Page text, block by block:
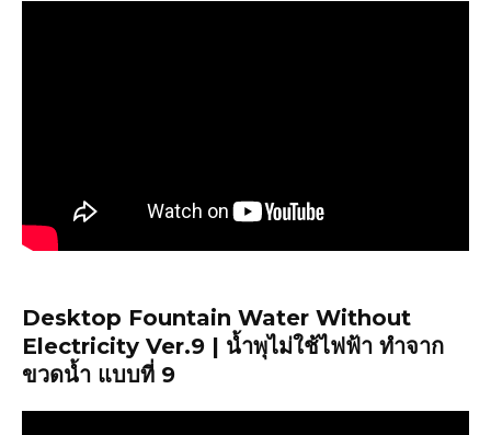
Desktop Fountain Water Without
Electricity Ver.9 | น้ำพุไม่ใช้ไฟฟ้า ทำจาก
ขวดน้ำ แบบที่ 9